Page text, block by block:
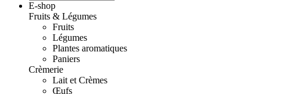
E-shop
Fruits & Légumes
Fruits
Légumes
Plantes aromatiques
Paniers
Crèmerie
Lait et Crèmes
Œufs